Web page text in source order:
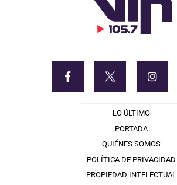
LO ÚLTIMO
PORTADA
QUIÉNES SOMOS
POLÍTICA DE PRIVACIDAD
PROPIEDAD INTELECTUAL